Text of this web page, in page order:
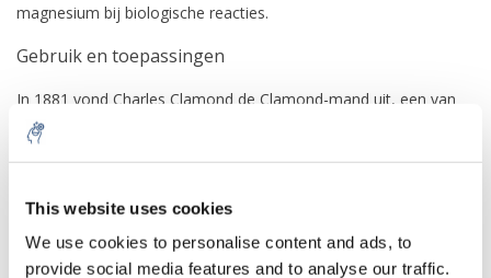
This website uses cookies
We use cookies to personalise content and ads, to
provide social media features and to analyse our traffic.
magnesium bij biologische reacties.
Gebruik en toepassingen
In 1881 vond Charles Clamond de Clamond-mand uit, een van
de eerste effectieve gasmantels. De bij deze uitvinding gebruikte
reagentia omvatten magnesiumacetaat,
Magnesiumacetaat wordt vaak gebruikt als bron van
magnesium of voor het acetaat-ion in scheikundige
experimenten. Een voorbeeld hiervan is wanneer
order
Sign up for our newsletter to stay